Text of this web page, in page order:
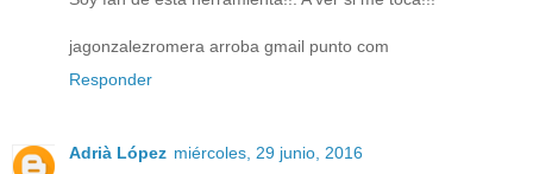
jagonzalezromera arroba gmail punto com
Responder
Adrià López miércoles, 29 junio, 2016